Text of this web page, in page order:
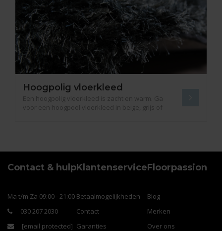
Hoogpolig vloerkleed
Een hoogpolig vloerkleed is zacht en warm. Ga
voor een hoogpool vloerkleed in beige, grijs of
Contact & hulp
Ma t/m Za 09:00 - 21:00
030 207 2030
[email protected]
Klantenservice
Betaalmogelijkheden
Contact
Garanties
Floorpassion
Blog
Merken
Over ons